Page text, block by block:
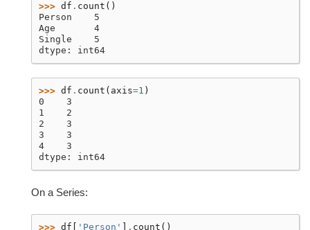
>>> df . count ()
Person    5
Age       4
Single    5
dtype: int64
>>> df . count ( axis=1 )
0    3
1    2
2    3
3    3
4    3
dtype: int64
On a Series:
>>> df 'Person' . count ()